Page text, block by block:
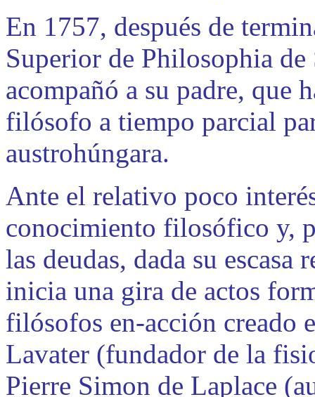
En 1757, después de
Superior de Philosophia
acompañó a su padre, que
filósofo a tiempo parcial
austrohúngara.
Ante el relativo poco
conocimiento filosófico y,
las deudas, dada su
inicia una gira de actos
filósofos en-acción creado
Lavater (fundador de la
Pierre Simon de Laplace